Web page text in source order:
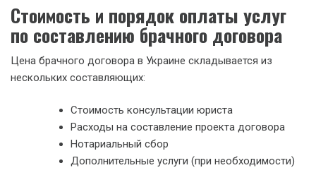
Стоимость и порядок оплаты услуг
по составлению брачного договора
Цена брачного договора в Украине складывается из
нескольких составляющих:
Стоимость консультации юриста
Расходы на составление проекта договора
Нотариальный сбор
Дополнительные услуги (при необходимости)